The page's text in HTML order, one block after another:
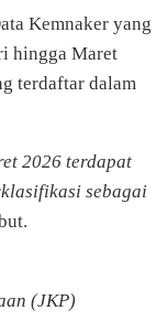
Kemnaker yang
hingga Maret
terdaftar dalam
2026 terdapat
sebagai
(JKP)